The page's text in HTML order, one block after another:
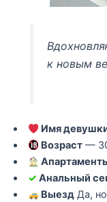
к новым
Имя
Возраст —
✓ Анальный
Выезд Да,